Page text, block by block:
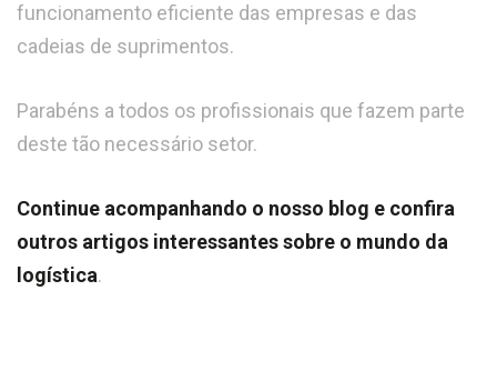
funcionamento eficiente das empresas e das
cadeias de suprimentos.
Parabéns a todos os profissionais que fazem parte
deste tão necessário setor.
Continue acompanhando o nosso blog e confira
outros artigos interessantes sobre o mundo da
logística.